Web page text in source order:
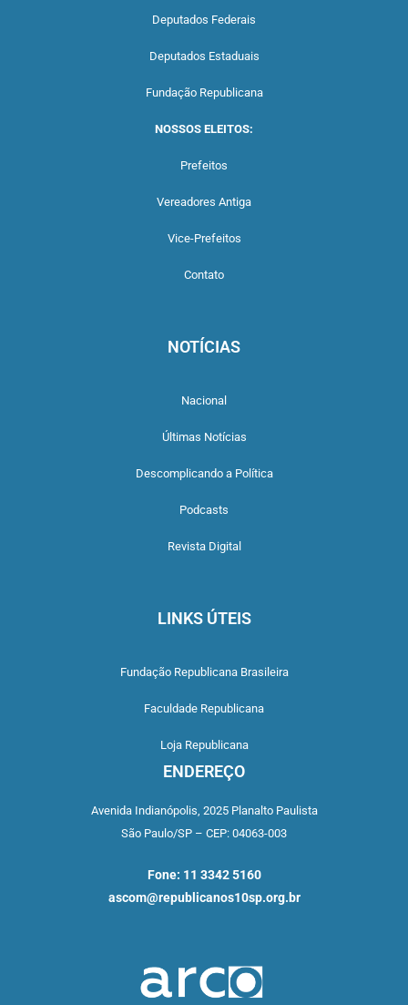
Deputados Federais
Deputados Estaduais
Fundação Republicana
NOSSOS ELEITOS:
Prefeitos
Vereadores Antiga
Vice-Prefeitos
Contato
NOTÍCIAS
Nacional
Últimas Notícias
Descomplicando a Política
Podcasts
Revista Digital
LINKS ÚTEIS
Fundação Republicana Brasileira
Faculdade Republicana
Loja Republicana
ENDEREÇO
Avenida Indianópolis, 2025 Planalto Paulista
São Paulo/SP – CEP: 04063-003
Fone: 11 3342 5160
ascom@republicanos10sp.org.br